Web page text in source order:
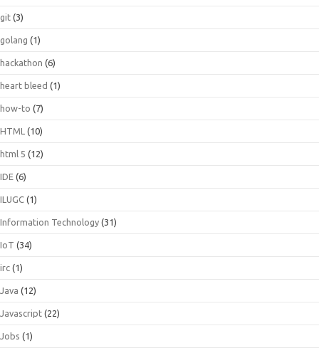
git (3)
golang (1)
hackathon (6)
heart bleed (1)
how-to (7)
HTML (10)
html 5 (12)
IDE (6)
ILUGC (1)
Information Technology (31)
IoT (34)
irc (1)
Java (12)
Javascript (22)
Jobs (1)